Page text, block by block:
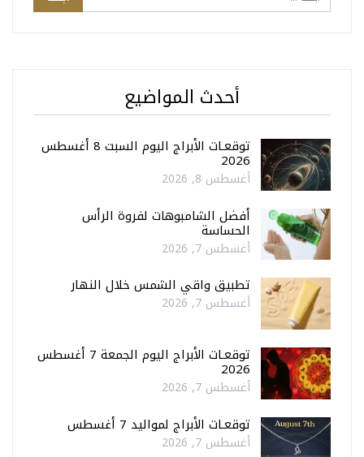
أحدث المواضيع
توقعـات الأبراج اليوم السبت 8 أغسطس
2026
أغسطس 8, 2026
أفضل الشامبوهات لفروة الرأس
الحساسة
أغسطس 7, 2026
تطبيق واقي الشمس خلال النهار
أغسطس 7, 2026
توقعـات الأبراج اليوم الجمعة 7 أغسطس
2026
أغسطس 7, 2026
توقعـات الأبراج لمواليد 7 أغسطس
أغسطس 7, 2026